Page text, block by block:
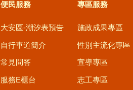
便民服務
大安區-潮汐表預告
自行車道簡介
常見問答
服務E櫃台
專區服務
施政成果專區
性別主流化專區
宣導專區
志工專區